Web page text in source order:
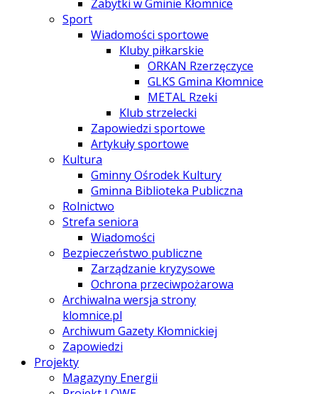
Zabytki w Gminie Kłomnice
Sport
Wiadomości sportowe
Kluby piłkarskie
ORKAN Rzerzęczyce
GLKS Gmina Kłomnice
METAL Rzeki
Klub strzelecki
Zapowiedzi sportowe
Artykuły sportowe
Kultura
Gminny Ośrodek Kultury
Gminna Biblioteka Publiczna
Rolnictwo
Strefa seniora
Wiadomości
Bezpieczeństwo publiczne
Zarządzanie kryzysowe
Ochrona przeciwpożarowa
Archiwalna wersja strony
klomnice.pl
Archiwum Gazety Kłomnickiej
Zapowiedzi
Projekty
Magazyny Energii